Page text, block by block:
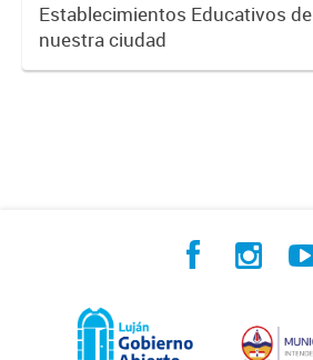
Establecimientos Educativos de
nuestra ciudad